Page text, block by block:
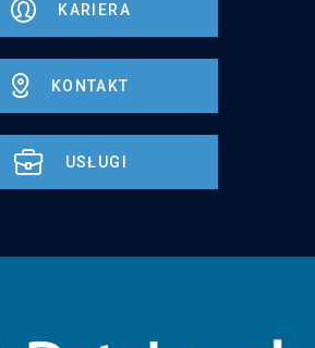
KARIERA
KONTAKT
USŁUGI